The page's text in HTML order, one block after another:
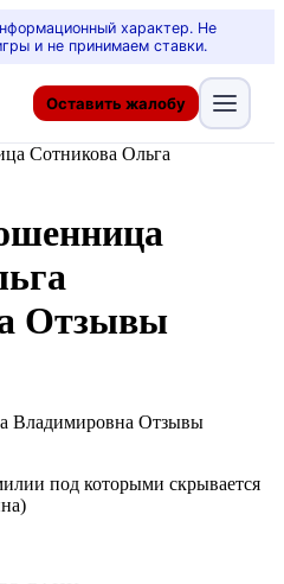
характер. Не
и не принимаем ставки.
Оставить жалобу
Сотникова Ольга
Отзывы
Владимировна Отзывы
под которыми скрывается